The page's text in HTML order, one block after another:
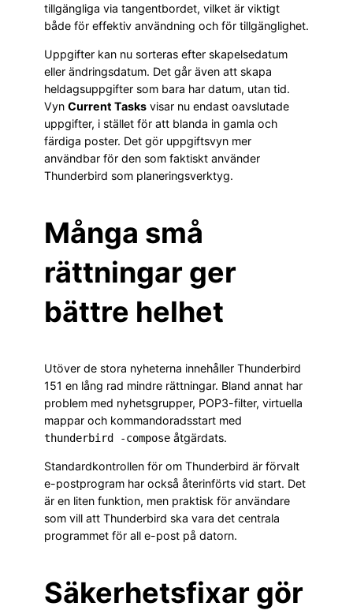
tillgängliga via tangentbordet, vilket är viktigt
både för effektiv användning och för tillgänglighet.
Uppgifter kan nu sorteras efter skapelsedatum
eller ändringsdatum. Det går även att skapa
heldagsuppgifter som bara har datum, utan tid.
Vyn Current Tasks visar nu endast oavslutade
uppgifter, i stället för att blanda in gamla och
färdiga poster. Det gör uppgiftsvyn mer
användbar för den som faktiskt använder
Thunderbird som planeringsverktyg.
Många små
rättningar ger
bättre helhet
Utöver de stora nyheterna innehåller Thunderbird
151 en lång rad mindre rättningar. Bland annat har
problem med nyhetsgrupper, POP3-filter, virtuella
mappar och kommandoradsstart med
thunderbird -compose åtgärdats.
Standardkontrollen för om Thunderbird är förvalt
e-postprogram har också återinförts vid start. Det
är en liten funktion, men praktisk för användare
som vill att Thunderbird ska vara det centrala
programmet för all e-post på datorn.
Säkerhetsfixar gör